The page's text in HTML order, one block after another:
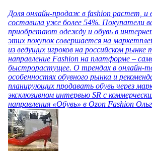
Доля онлайн-продаж в fashion растет, и
составила уже более 54%. Покупатели
приобретают одежду и обувь в
этих покупок совершается на
из ведущих игроков на российском рынке
направление Fashion на платформе –
быстрорастущее. О трендах в онлайн-
особенностях обувного рынка и
планирующих продавать обувь через
эксклюзивном интервью SR с
направления «Обувь» в Ozon Fashion